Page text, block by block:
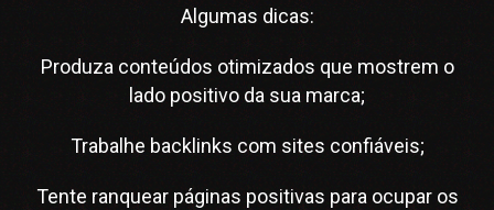
Algumas dicas:
Produza conteúdos otimizados que mostrem o
lado positivo da sua marca;
Trabalhe backlinks com sites confiáveis;
Tente ranquear páginas positivas para ocupar os